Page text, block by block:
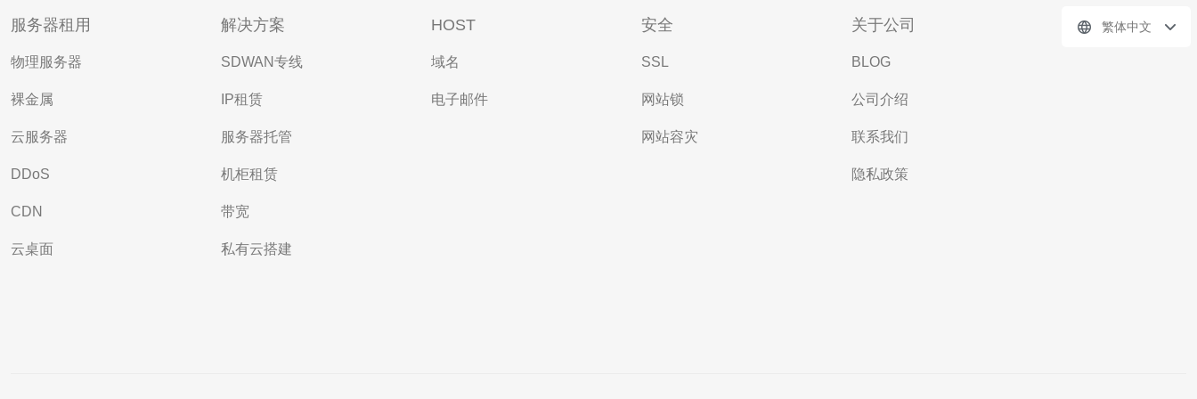
服务器租用
物理服务器
裸金属
云服务器
DDoS
CDN
云桌面
解决方案
SDWAN专线
IP租赁
服务器托管
机柜租赁
带宽
私有云搭建
HOST
域名
电子邮件
安全
SSL
网站锁
网站容灾
关于公司
BLOG
公司介绍
联系我们
隐私政策
繁体中文